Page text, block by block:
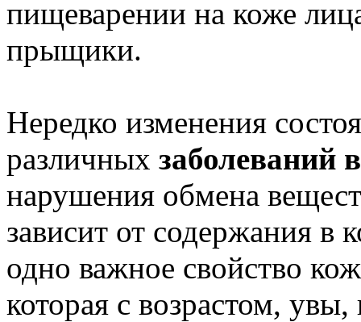
пищеварении на коже
прыщики.
Нередко изменения
различных заболеваний
нарушения обмена
зависит от содержания в
одно важное свойство
которая с возрастом, увы,